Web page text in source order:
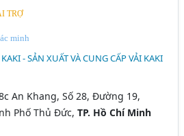
TRỢ
minh
- SẢN XUẤT VÀ CUNG CẤP VẢI KAKI
An Khang, Số 28, Đường 19,
Phố Thủ Đức,TP. Hồ Chí Minh